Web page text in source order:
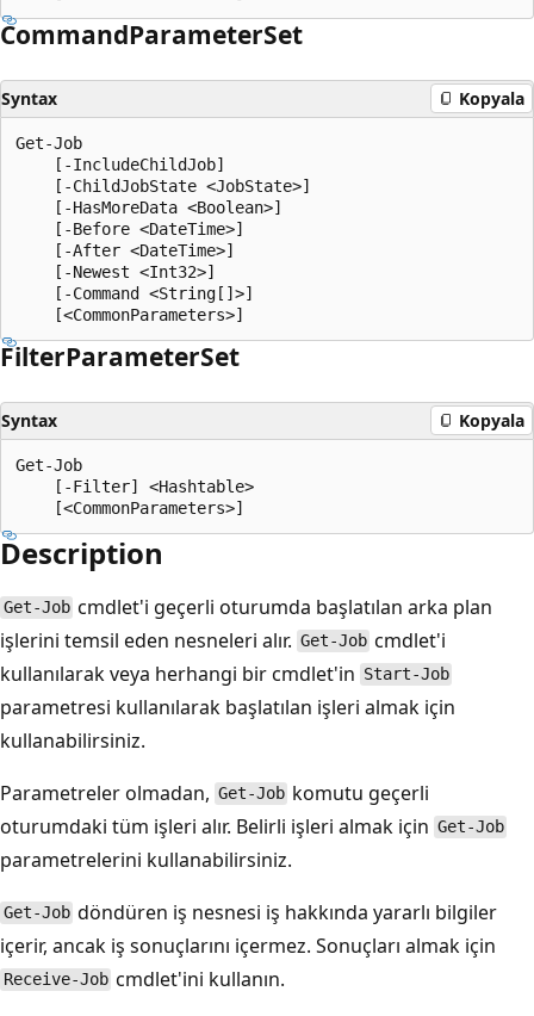
CommandParameterSet
Syntax Kopyala
Get-Job
    [-IncludeChildJob]
    [-ChildJobState <JobState>]
    [-HasMoreData <Boolean>]
    [-Before <DateTime>]
    [-After <DateTime>]
    [-Newest <Int32>]
    [-Command <String[]>]
FilterParameterSet
Syntax Kopyala
Get-Job
    [-Filter] <Hashtable>
Description
Get-Job cmdlet'i geçerli oturumda başlatılan arka plan
işlerini temsil eden nesneleri alır. Get-Job cmdlet'i
kullanılarak veya herhangi bir cmdlet'in Start-Job
parametresi kullanılarak başlatılan işleri almak için
kullanabilirsiniz.
Parametreler olmadan, Get-Job komutu geçerli
oturumdaki tüm işleri alır. Belirli işleri almak için Get-Job
parametrelerini kullanabilirsiniz.
Get-Job döndüren iş nesnesi iş hakkında yararlı bilgiler
içerir, ancak iş sonuçlarını içermez. Sonuçları almak için
Receive-Job cmdlet'ini kullanın.